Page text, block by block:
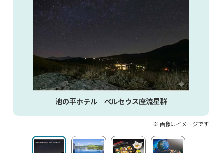
池の平ホテル ペルセウス座流星群
※ 画像はイメージです